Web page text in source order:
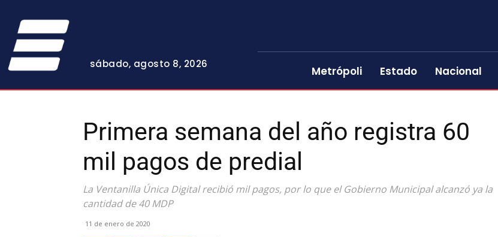
sábado, agosto 8, 2026
Metrópoli Estado Nacional
Primera semana del año registra 60
mil pagos de predial
La Ventanilla Única Digital recibió mil pagos, por lo que el Gobierno Municipal alcanzó ya la
cantidad de 40 MDP
11 de enero de 2020